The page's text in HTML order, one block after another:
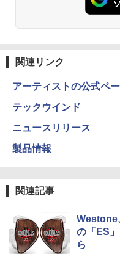
関連リンク
アーティストの公式ペ
テックウインド
ニュースリリース
製品情報
関連記事
Westone
の「ES
ら